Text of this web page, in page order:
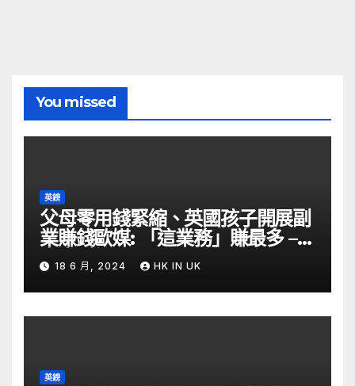
You missed
英鎊
父母零用錢緊縮、英國孩子開展副
業賺錢歐媒: 「這業務」賺最多 –
自由財經
18 6 月, 2024 HK IN UK
英鎊